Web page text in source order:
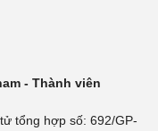
- Thành viên
tổng hợp số: 692/GP-